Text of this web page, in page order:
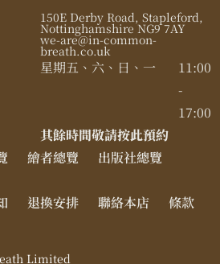
150E Derby Road, Stapleford,
Nottinghamshire NG9 7AY
we-are@in-common-
breath.co.uk
星期五、六、日、一
11:00
-
17:00
其餘時間敬請按此預約
繪者總覽
出版社總覽
退換安排 聯絡本店
條款
Limited